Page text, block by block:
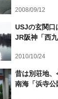
2008/09/12
USJの玄関口
JR阪神「西
2010/10/24
昔は別荘地、
南海「浜寺公